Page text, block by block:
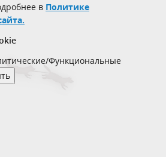
в Политике
Функциональные